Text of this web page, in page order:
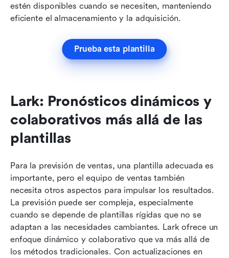
estén disponibles cuando se necesiten, manteniendo
eficiente el almacenamiento y la adquisición.
Prueba esta plantilla
Lark: Pronósticos dinámicos y
colaborativos más allá de las
plantillas
Para la previsión de ventas, una plantilla adecuada es
importante, pero el equipo de ventas también
necesita otros aspectos para impulsar los resultados.
La previsión puede ser compleja, especialmente
cuando se depende de plantillas rígidas que no se
adaptan a las necesidades cambiantes. Lark ofrece un
enfoque dinámico y colaborativo que va más allá de
los métodos tradicionales. Con actualizaciones en